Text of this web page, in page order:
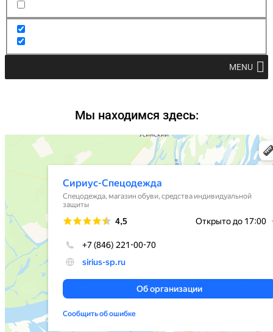
MENU
Мы находимся здесь: